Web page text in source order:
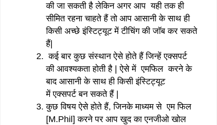
की जा सकती है लेकिन अगर आप यही तक ही
सीमित रहना चाहते हैं तो आप आसानी के साथ ही
किसी अच्छे इंस्टिट्यूट में टीचिंग की जॉब कर सकते
हैं|
कई बार कुछ संस्थान ऐसे होते हैं जिन्हें एक्सपर्ट
की आवश्यकता होती है | ऐसे में एमफिल करने के
बाद आसानी के साथ ही किसी इंस्टिट्यूट
में एक्सपर्ट बन सकते हैं |
कुछ विषय ऐसे होते हैं, जिनके माध्यम से एम फिल
[M.Phil] करने पर आप खुद का एनजीओ खोल